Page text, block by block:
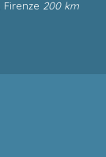
Firenze 200 km